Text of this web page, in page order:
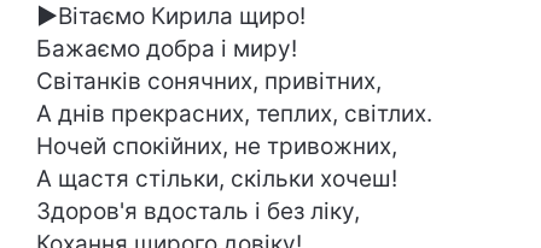
►Вітаємо Кирила щиро!
Бажаємо добра і миру!
Світанків сонячних, привітних,
А днів прекрасних, теплих, світлих.
Ночей спокійних, не тривожних,
А щастя стільки, скільки хочеш!
Здоров'я вдосталь і без ліку,